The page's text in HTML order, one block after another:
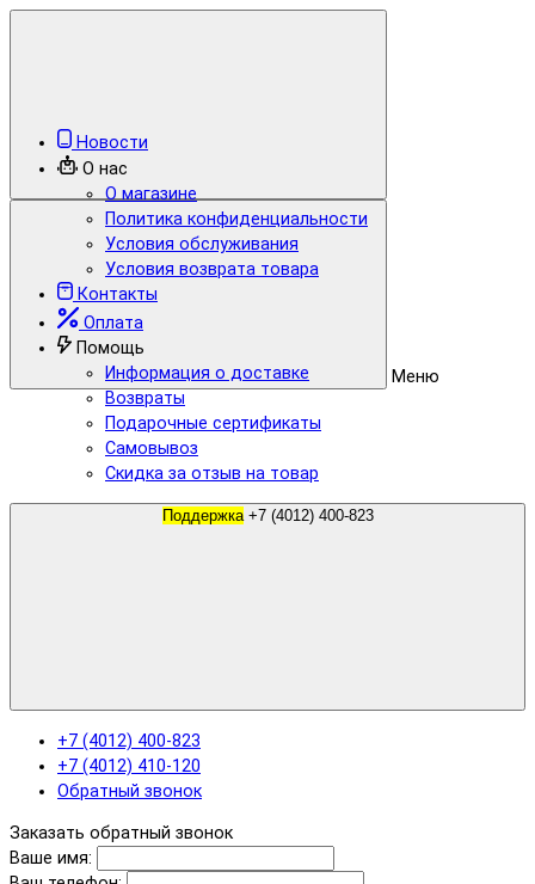
Меню
Новости
О нас
О магазине
Политика конфиденциальности
Условия обслуживания
Условия возврата товара
Контакты
Оплата
Помощь
Информация о доставке
Возвраты
Подарочные сертификаты
Самовывоз
Скидка за отзыв на товар
Поддержка +7 (4012) 400-823
+7 (4012) 400-823
+7 (4012) 410-120
Обратный звонок
Заказать обратный звонок
Ваше имя: